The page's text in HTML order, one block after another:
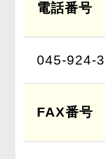
電話番号
045-924-
FAX番号